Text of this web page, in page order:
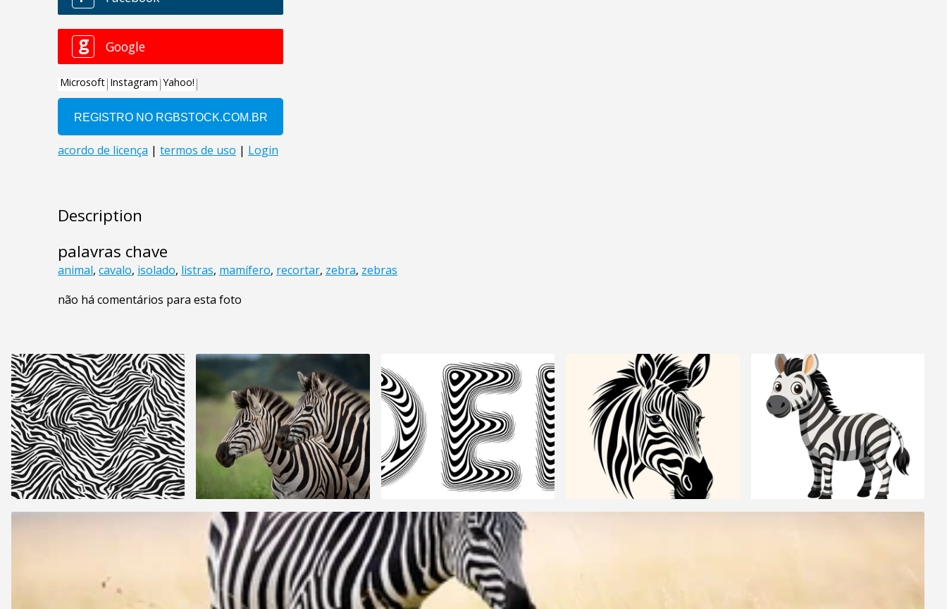
Description
palavras chave
animal, cavalo, isolado, listras, mamífero, recortar, zebra, zebras
não há comentários para esta foto